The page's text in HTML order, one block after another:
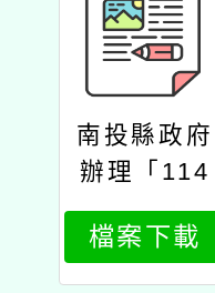
南投縣政府
辦理「114
年度教師專
業成長研習
實施計畫夢
檔案下載